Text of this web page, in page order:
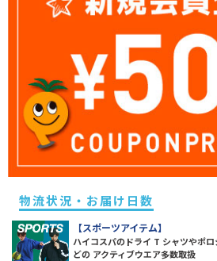
物流状況・お届け日数
【スポーツアイテム】
ハイコスパのドライ T シャツやポ
どの アクティブウエア多数取扱